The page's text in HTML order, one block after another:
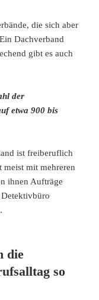
die sich aber
Dachverband
gibt es auch
der
etwa 900 bis
ist freiberuflich
meist mit mehreren
ihnen Aufträge
die
so